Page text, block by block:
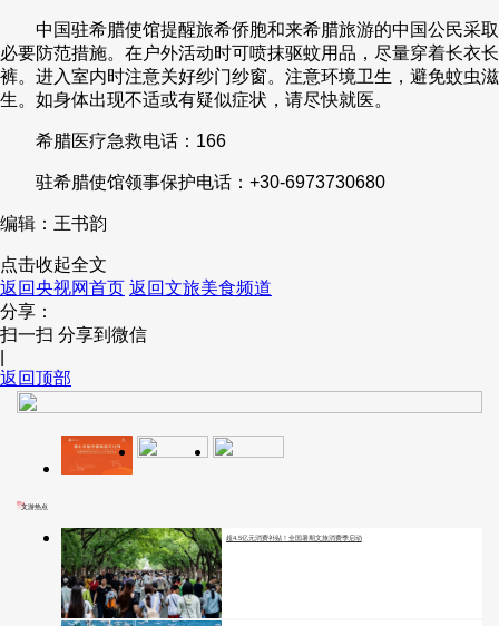
CCTV.节目官网 直播 节目单 栏目 片库 热播榜
中国驻希腊使馆提醒旅希侨胞和来希腊旅游的中国公民采取
必要防范措施。在户外活动时可喷抹驱蚊用品，尽量穿着长衣长
裤。进入室内时注意关好纱门纱窗。注意环境卫生，避免蚊虫滋
生。如身体出现不适或有疑似症状，请尽快就医。
希腊医疗急救电话：166
驻希腊使馆领事保护电话：+30-6973730680
编辑：王书韵
点击收起全文
返回央视网首页 返回文旅美食频道
分享：
扫一扫 分享到微信
返回顶部
文游热点
超4.5亿元消费补贴！全国暑期文旅消费季启动